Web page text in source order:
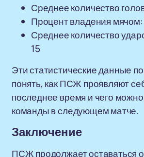
Среднее количество
Процент владения
Среднее количество
15
Эти статистические данные
понять, как ПСЖ проявляют
последнее время и чего
команды в следующем матче.
Заключение
ПСЖ продолжает оставаться